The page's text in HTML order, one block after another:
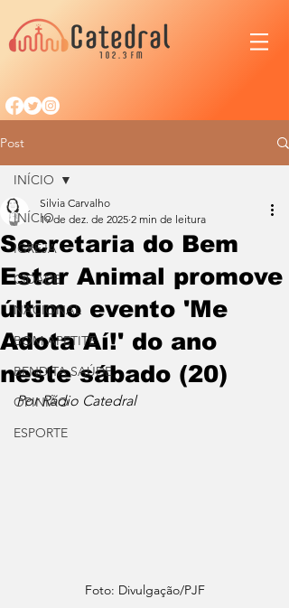
Post
INÍCIO
IGREJA
CIDADE
NACIONAL
BOM APETITE
BENDITA SAÚDE
OPINIÃO
ESPORTE
INÍCIO
Secretaria do Bem
Estar Animal promove
último evento 'Me
Adota Aí!' do ano
neste sábado (20)
Silvia Carvalho
19 de dez. de 2025 2 min de leitura
Por Rádio Catedral
Foto: Divulgação/PJF